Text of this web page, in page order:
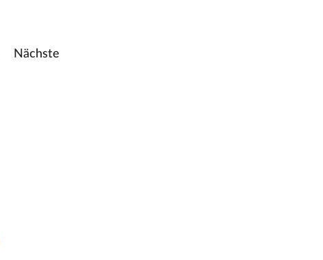
Nächste